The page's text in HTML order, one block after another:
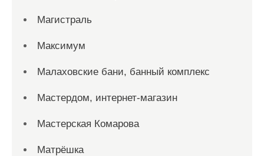
Магистраль
Максимум
Малаховские бани, банный комплекс
Мастердом, интернет-магазин
Мастерская Комарова
Матрёшка